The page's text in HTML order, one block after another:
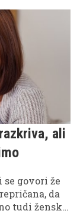
ali
govori že
da
tudi ženske,